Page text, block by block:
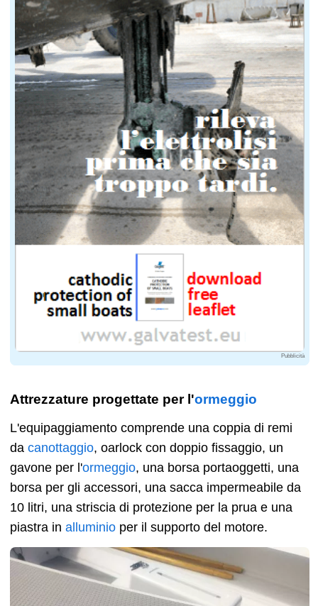
Pubblicità
Attrezzature progettate per l'ormeggio
L'equipaggiamento comprende una coppia di remi
da canottaggio, oarlock con doppio fissaggio, un
gavone per l'ormeggio, una borsa portaoggetti, una
borsa per gli accessori, una sacca impermeabile da
10 litri, una striscia di protezione per la prua e una
piastra in alluminio per il supporto del motore.